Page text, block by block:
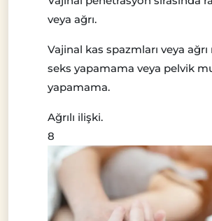
veya ağrı.
Vajinal kas spazmları veya
seks yapamama veya pelvik
yapamama.
Ağrılı ilişki.
8